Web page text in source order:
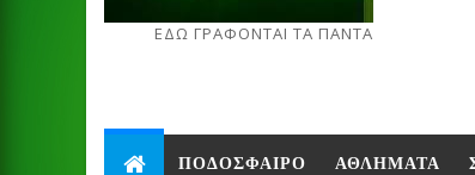
ΕΔΩ ΓΡΑΦΟΝΤΑΙ ΤΑ ΠΑΝΤΑ
ΠΟΔΟΣΦΑΙΡΟ ΑΘΛΗΜΑΤΑ